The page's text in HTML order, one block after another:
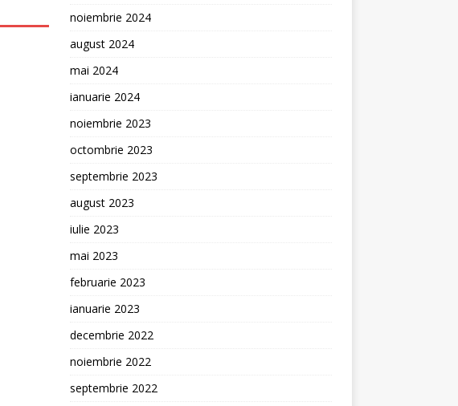
noiembrie 2024
august 2024
mai 2024
ianuarie 2024
noiembrie 2023
octombrie 2023
septembrie 2023
august 2023
iulie 2023
mai 2023
februarie 2023
ianuarie 2023
decembrie 2022
noiembrie 2022
septembrie 2022